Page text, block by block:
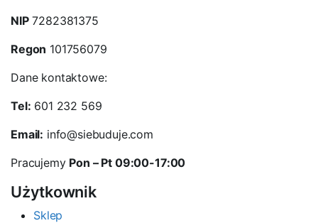
NIP7282381375
Regon 101756079
Dane kontaktowe:
Tel: 601 232 569
Email: info@siebuduje.com
Pracujemy Pon – Pt 09:00-17:00
Użytkownik
Sklep